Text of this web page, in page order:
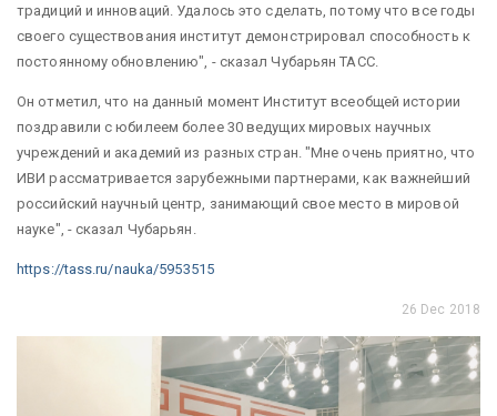
традиций и инноваций. Удалось это сделать, потому что все годы
своего существования институт демонстрировал способность к
постоянному обновлению", - сказал Чубарьян ТАСС.
Он отметил, что на данный момент Институт всеобщей истории
поздравили с юбилеем более 30 ведущих мировых научных
учреждений и академий из разных стран. "Мне очень приятно, что
ИВИ рассматривается зарубежными партнерами, как важнейший
российский научный центр, занимающий свое место в мировой
науке", - сказал Чубарьян.
https://tass.ru/nauka/5953515
26 Dec 2018